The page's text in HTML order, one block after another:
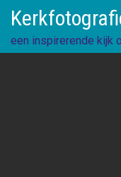
content
een inspirerende kijk